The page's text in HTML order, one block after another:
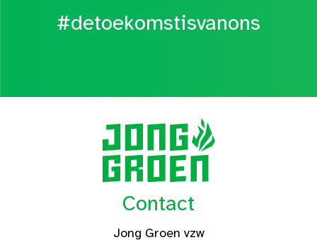
#detoekomstisvanons
Contact
Jong Groen vzw